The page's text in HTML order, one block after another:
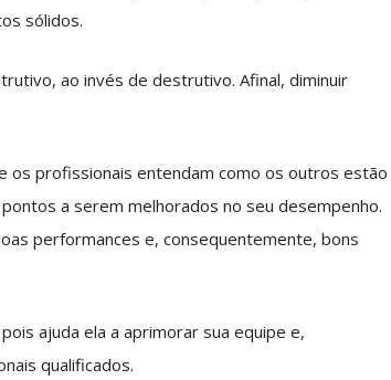
sólidos.
ao invés de destrutivo. Afinal, diminuir
os profissionais entendam como os outros estão
a serem melhorados no seu desempenho.
performances e, consequentemente, bons
ajuda ela a aprimorar sua equipe e,
qualificados.